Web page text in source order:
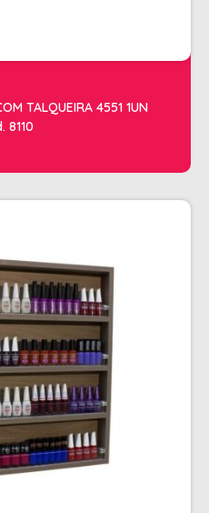
TALQUEIRA 4551 1UN
8110